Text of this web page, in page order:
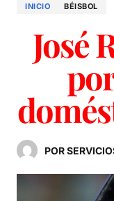
INICIO BÉISBOL
José
POR